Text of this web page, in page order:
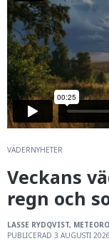
VÄDERNYHETER
Veckans
regn och
LASSE RYDQVIST,
PUBLICERAD 3 AUGUSTI 2026